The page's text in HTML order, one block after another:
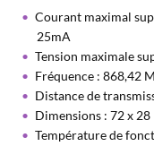
Courant maximal
25mA
Tension maximale
Fréquence : 868,42
Distance de
Dimensions : 72 x
Température de